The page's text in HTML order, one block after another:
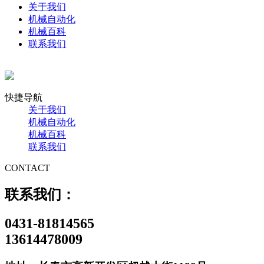
关于我们
机械自动化
机械百科
联系我们
快捷导航
关于我们
机械自动化
机械百科
联系我们
CONTACT
联系我们：
0431-81814565
13614478009